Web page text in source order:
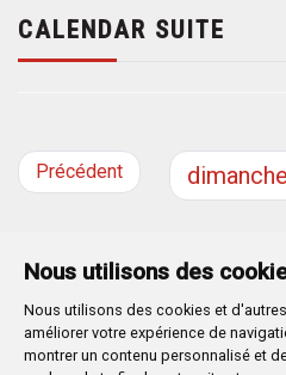
Nous utilisons des
Nous utilisons des cookies et
améliorer votre expérience de
montrer un contenu personnalisé et
CALENDAR SUITE
Précédent dimanche
Plaza Mayor 1-
947 288 800